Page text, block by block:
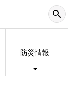
search
防災情報